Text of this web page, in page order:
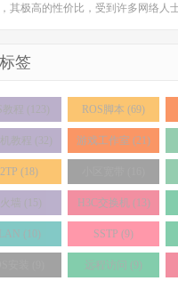
其极高的性价比，受到许多网络人
签
教程 (123) ROS脚本 (69)
教程 (32) 游戏工作室 (21)
(18)
火墙 (15) H3C交换机 (13)
(10) SSTP (9)
远程访问 (9)